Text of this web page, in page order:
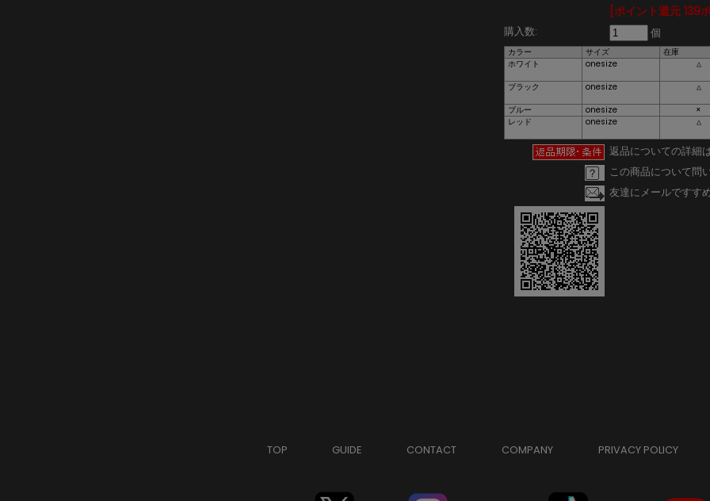
[ポイント還元 139
購入数: 個
カラー サイズ
在庫
ホワイト
onesize
△
ブラック
onesize
△
ブルー
onesize
×
レッド
onesize △
返品についての詳細
この商品について問
友達にメールですす
TOP GUIDE CONTACT COMPANY PRIVACY POLICY